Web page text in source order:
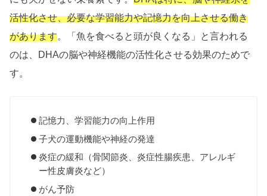
活性化させ、必要な学習能力や記憶力を向上させる働き
があります。「魚を食べると頭が良くなる」と言われる
のは、DHAの脳や神経機能の活性化させる効果のためで
す。
記憶力、学習能力の向上作用
子犬の運動機能や神経の発達
炎症の緩和（骨関節炎、炎症性腸疾患、アレルギ
ー性皮膚炎など）
がん予防